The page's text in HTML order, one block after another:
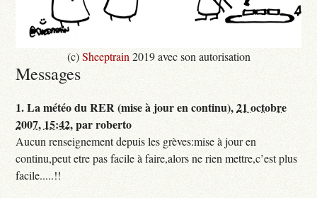
(c)Sheeptrain 2019 avec son autorisation
Messages
1.La météo du RER (mise à jour en continu),21 octobre
2007, 15:42,parroberto
Aucun renseignement depuis les grèves:mise à jour en
continu,peut etre pas facile à faire,alors ne rien mettre,c’est plus
facile.....!!